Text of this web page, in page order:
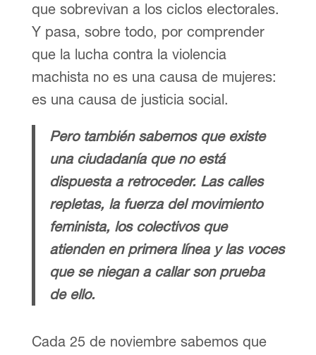
que sobrevivan a los ciclos electorales.
Y pasa, sobre todo, por comprender
que la lucha contra la violencia
machista no es una causa de mujeres:
es una causa de justicia social.
Pero también sabemos que existe
una ciudadanía que no está
dispuesta a retroceder. Las calles
repletas, la fuerza del movimiento
feminista, los colectivos que
atienden en primera línea y las voces
que se niegan a callar son prueba
de ello.
Cada 25 de noviembre sabemos que